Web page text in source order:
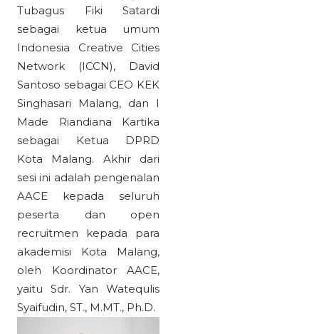
Tubagus Fiki Satardi
sebagai ketua umum
Indonesia Creative Cities
Network (ICCN), David
Santoso sebagai CEO KEK
Singhasari Malang, dan I
Made Riandiana Kartika
sebagai Ketua DPRD
Kota Malang. Akhir dari
sesi ini adalah pengenalan
AACE kepada seluruh
peserta dan open
recruitmen kepada para
akademisi Kota Malang,
oleh Koordinator AACE,
yaitu Sdr. Yan Watequlis
Syaifudin, ST., M.MT., Ph.D.